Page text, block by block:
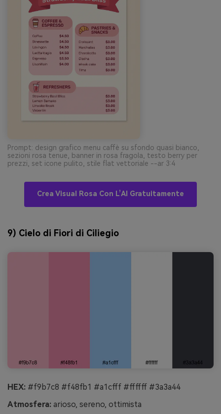
Prompt: design grafico menu caffè su sfondo quasi bianco,
sezioni rosa tenue, banner in rosa fragola, testo berry per
prezzi, set icone pulito, stile flat vettoriale --ar 3:4
Crea Visual Rosa Con L’AI Gratuitamente
9) Cielo di Fiori di Ciliegio
HEX: #f9b7c8 #f48fb1 #a1cfff #ffffff #3a3a44
Atmosfera: arioso, sereno, ottimista